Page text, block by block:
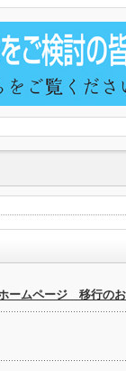
ームページ 移行の